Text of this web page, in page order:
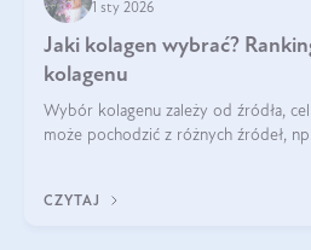
1 sty 2026
Jaki kolagen wybrać?
kolagenu
Wybór kolagenu zależy od źródła,
może pochodzić z różnych źródeł,
bydlęcy.
CZYTAJ